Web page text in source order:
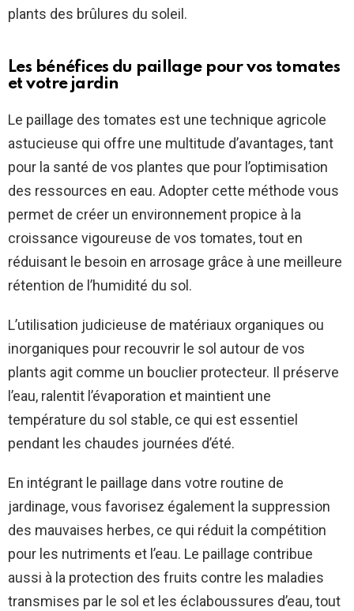
plants des brûlures du soleil.
Les bénéfices du paillage pour vos tomates
et votre jardin
Le paillage des tomates est une technique agricole
astucieuse qui offre une multitude d’avantages, tant
pour la santé de vos plantes que pour l’optimisation
des ressources en eau. Adopter cette méthode vous
permet de créer un environnement propice à la
croissance vigoureuse de vos tomates, tout en
réduisant le besoin en arrosage grâce à une meilleure
rétention de l’humidité du sol.
L’utilisation judicieuse de matériaux organiques ou
inorganiques pour recouvrir le sol autour de vos
plants agit comme un bouclier protecteur. Il préserve
l’eau, ralentit l’évaporation et maintient une
température du sol stable, ce qui est essentiel
pendant les chaudes journées d’été.
En intégrant le paillage dans votre routine de
jardinage, vous favorisez également la suppression
des mauvaises herbes, ce qui réduit la compétition
pour les nutriments et l’eau. Le paillage contribue
aussi à la protection des fruits contre les maladies
transmises par le sol et les éclaboussures d’eau, tout